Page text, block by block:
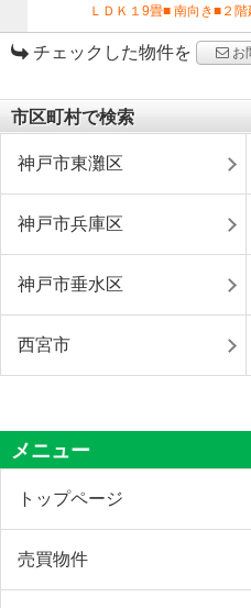
ＬＤＫ１9畳■ 南向き■２階
チェックした物件を お
市区町村で検索
神戸市東灘区
神戸市兵庫区
神戸市垂水区
西宮市
メニュー
トップページ
売買物件